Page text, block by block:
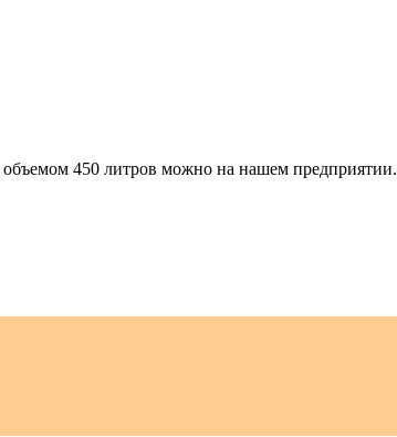
объемом 450 литров можно на нашем предприятии.